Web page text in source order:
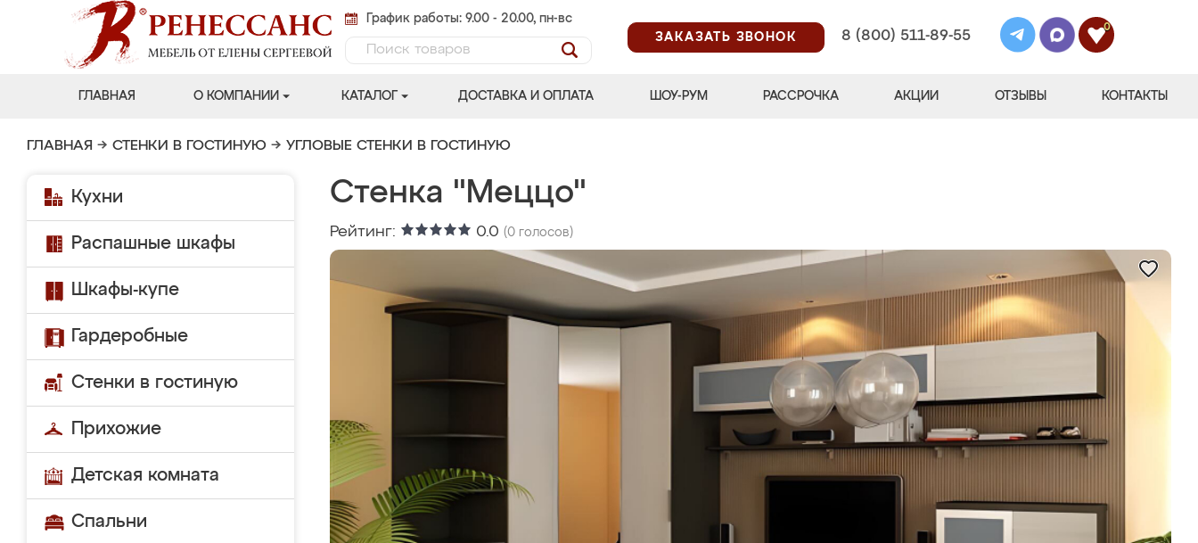
График работы: 9.00 - 20.00, пн-вс
ЗАКАЗАТЬ ЗВОНОК
8 (800) 511-89-55
0
ГЛАВНАЯ О КОМПАНИИ КАТАЛОГ ДОСТАВКА И ОПЛАТА ШОУ-РУМ РАССРОЧКА АКЦИИ ОТЗЫВЫ КОНТАКТЫ
ГЛАВНАЯ → СТЕНКИ В ГОСТИНУЮ → УГЛОВЫЕ СТЕНКИ В ГОСТИНУЮ
Кухни
Распашные шкафы
Шкафы-купе
Гардеробные
Стенки в гостиную
Прихожие
Детская комната
Спальни
Стенка "Меццо"
Рейтинг: 0.0 (0 голосов)